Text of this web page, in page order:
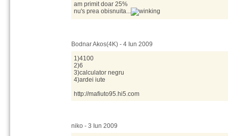
am primit doar 25%
nu's prea obisnuita...
Bodnar Akos(4K) - 4 Iun 2009
1)4100
2)6
3)calculator negru
4)ardei iute
http://mafiuto95.hi5.com
niko - 3 Iun 2009